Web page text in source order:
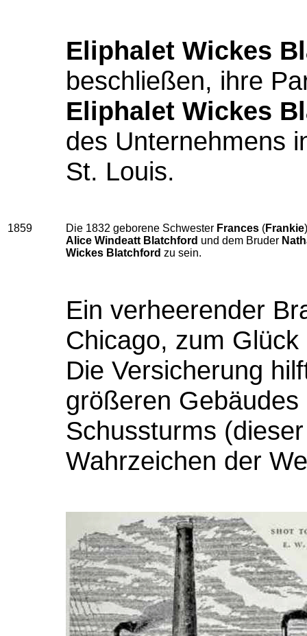
Eliphalet Wickes
beschließen, ihre
Eliphalet Wickes
des Unternehmens
St. Louis.
1859 Die 1832 geborene Schwester Frances (Frankie)
Alice Windeatt Blatchford und dem Bruder
Wickes Blatchford zu sein.
Ein verheerender
Chicago, zum
Die Versicherung
größeren
Schussturms
Wahrzeichen der